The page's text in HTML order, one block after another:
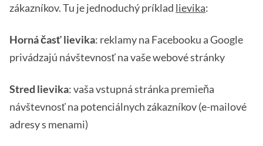
zákazníkov. Tu je jednoduchý príklad lievika:
Horná časť lievika: reklamy na Facebooku a Google
privádzajú návštevnosť na vaše webové stránky
Stred lievika: vaša vstupná stránka premieňa
návštevnosť na potenciálnych zákazníkov (e-mailové
adresy s menami)